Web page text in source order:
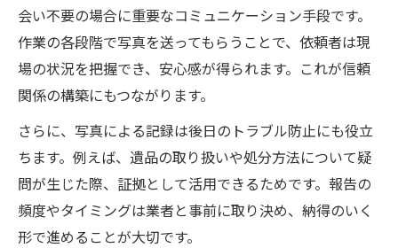
会い不要の場合に重要なコミュニケーション手段です。
作業の各段階で写真を送ってもらうことで、依頼者は現
場の状況を把握でき、安心感が得られます。これが信頼
関係の構築にもつながります。
さらに、写真による記録は後日のトラブル防止にも役立
ちます。例えば、遺品の取り扱いや処分方法について疑
問が生じた際、証拠として活用できるためです。報告の
頻度やタイミングは業者と事前に取り決め、納得のいく
形で進めることが大切です。